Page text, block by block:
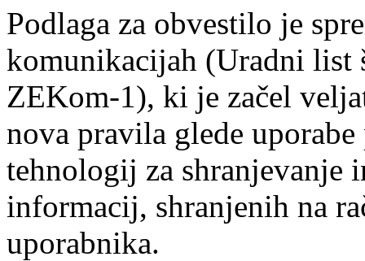
Podlaga za obvestilo je
komunikacijah (Uradni list
ZEKom-1), ki je začel
nova pravila glede
tehnologij za shranjevanje
informacij, shranjenih na
uporabnika.